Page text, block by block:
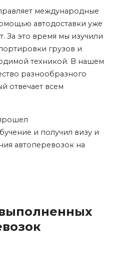
международные
автодоставки уже
За это время мы изучили
грузов и
техникой. В нашем
разнообразного
отвечает всем
и получил визу и
автоперевозок на